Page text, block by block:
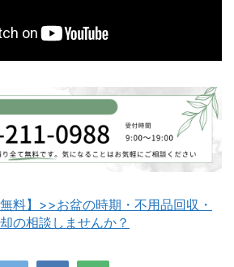
収 長万部町不用品回収
料】>>お盆の時期・不用品回収・
の相談しませんか？